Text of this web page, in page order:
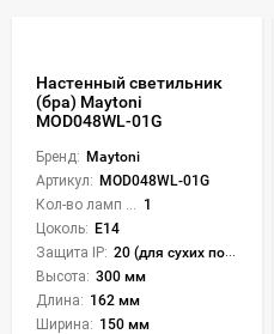
Настенный светильник
(бра) Maytoni
MOD048WL-01G
Бренд: Maytoni
Артикул: MOD048WL-01G
1
Цоколь: E14
Защита IP: 20 (для сухих пом.)
Высота: 300 мм
Длина: 162 мм
Ширина: 150 мм